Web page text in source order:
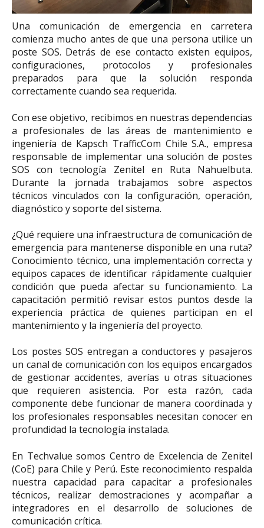
Una comunicación de emergencia en carretera
comienza mucho antes de que una persona utilice un
poste SOS. Detrás de ese contacto existen equipos,
configuraciones, protocolos y profesionales
preparados para que la solución responda
correctamente cuando sea requerida.
Con ese objetivo, recibimos en nuestras dependencias
a profesionales de las áreas de mantenimiento e
ingeniería de Kapsch TrafficCom Chile S.A., empresa
responsable de implementar una solución de postes
SOS con tecnología Zenitel en Ruta Nahuelbuta.
Durante la jornada trabajamos sobre aspectos
técnicos vinculados con la configuración, operación,
diagnóstico y soporte del sistema.
¿Qué requiere una infraestructura de comunicación de
emergencia para mantenerse disponible en una ruta?
Conocimiento técnico, una implementación correcta y
equipos capaces de identificar rápidamente cualquier
condición que pueda afectar su funcionamiento. La
capacitación permitió revisar estos puntos desde la
experiencia práctica de quienes participan en el
mantenimiento y la ingeniería del proyecto.
Los postes SOS entregan a conductores y pasajeros
un canal de comunicación con los equipos encargados
de gestionar accidentes, averías u otras situaciones
que requieren asistencia. Por esta razón, cada
componente debe funcionar de manera coordinada y
los profesionales responsables necesitan conocer en
profundidad la tecnología instalada.
En Techvalue somos Centro de Excelencia de Zenitel
(CoE) para Chile y Perú. Este reconocimiento respalda
nuestra capacidad para capacitar a profesionales
técnicos, realizar demostraciones y acompañar a
integradores en el desarrollo de soluciones de
comunicación crítica.